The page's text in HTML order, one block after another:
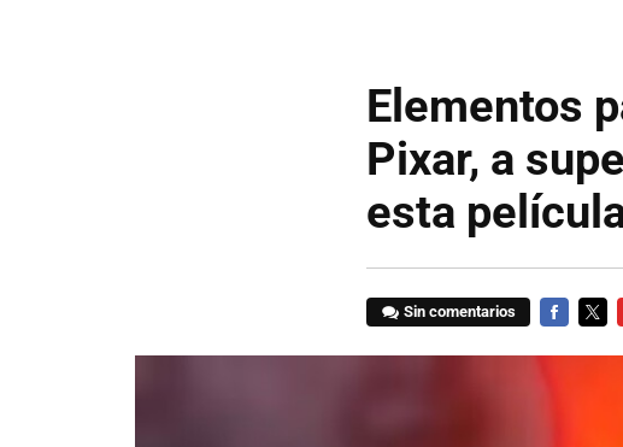
Elementos
Pixar, a
esta
Sin comentarios